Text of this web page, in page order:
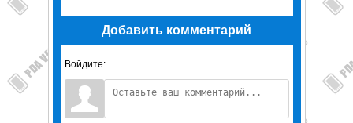
Добавить комментарий
Войдите: